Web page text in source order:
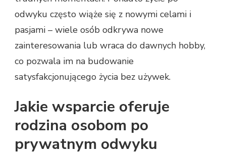
odwyku często wiąże się z nowymi celami i
pasjami – wiele osób odkrywa nowe
zainteresowania lub wraca do dawnych hobby,
co pozwala im na budowanie
satysfakcjonującego życia bez używek.
Jakie wsparcie oferuje
rodzina osobom po
prywatnym odwyku